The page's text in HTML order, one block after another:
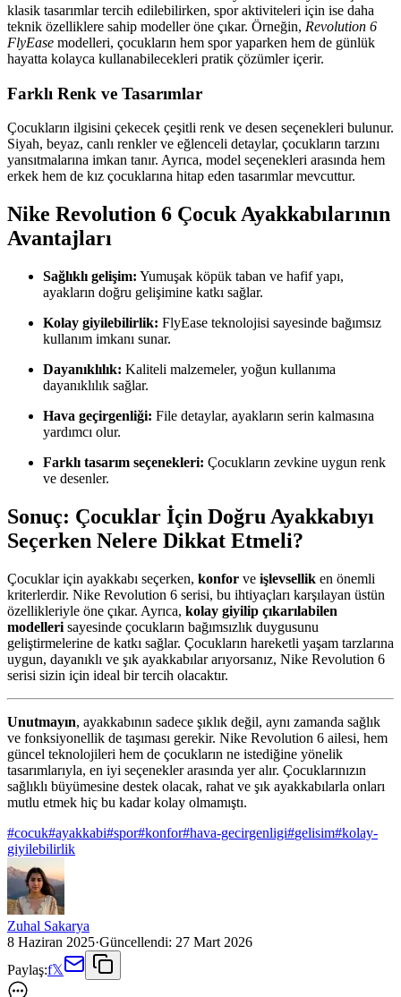
klasik tasarımlar tercih edilebilirken, spor aktiviteleri için ise daha
teknik özelliklere sahip modeller öne çıkar. Örneğin, Revolution 6
FlyEase modelleri, çocukların hem spor yaparken hem de günlük
hayatta kolayca kullanabilecekleri pratik çözümler içerir.
Farklı Renk ve Tasarımlar
Çocukların ilgisini çekecek çeşitli renk ve desen seçenekleri bulunur.
Siyah, beyaz, canlı renkler ve eğlenceli detaylar, çocukların tarzını
yansıtmalarına imkan tanır. Ayrıca, model seçenekleri arasında hem
erkek hem de kız çocuklarına hitap eden tasarımlar mevcuttur.
Nike Revolution 6 Çocuk Ayakkabılarının
Avantajları
Sağlıklı gelişim: Yumuşak köpük taban ve hafif yapı,
ayakların doğru gelişimine katkı sağlar.
Kolay giyilebilirlik: FlyEase teknolojisi sayesinde bağımsız
kullanım imkanı sunar.
Dayanıklılık: Kaliteli malzemeler, yoğun kullanıma
dayanıklılık sağlar.
Hava geçirgenliği: File detaylar, ayakların serin kalmasına
yardımcı olur.
Farklı tasarım seçenekleri: Çocukların zevkine uygun renk
ve desenler.
Sonuç: Çocuklar İçin Doğru Ayakkabıyı
Seçerken Nelere Dikkat Etmeli?
Çocuklar için ayakkabı seçerken, konfor ve işlevsellik en önemli
kriterlerdir. Nike Revolution 6 serisi, bu ihtiyaçları karşılayan üstün
özellikleriyle öne çıkar. Ayrıca, kolay giyilip çıkarılabilen
modelleri sayesinde çocukların bağımsızlık duygusunu
geliştirmelerine de katkı sağlar. Çocukların hareketli yaşam tarzlarına
uygun, dayanıklı ve şık ayakkabılar arıyorsanız, Nike Revolution 6
serisi sizin için ideal bir tercih olacaktır.
Unutmayın, ayakkabının sadece şıklık değil, aynı zamanda sağlık
ve fonksiyonellik de taşıması gerekir. Nike Revolution 6 ailesi, hem
güncel teknolojileri hem de çocukların ne istediğine yönelik
tasarımlarıyla, en iyi seçenekler arasında yer alır. Çocuklarınızın
sağlıklı büyümesine destek olacak, rahat ve şık ayakkabılarla onları
mutlu etmek hiç bu kadar kolay olmamıştı.
#cocuk#ayakkabi#spor#konfor#hava-gecirgenligi#gelisim#kolay-
giyilebilirlik
Zuhal Sakarya
8 Haziran 2025·Güncellendi: 27 Mart 2026
Paylaş:f𝕏